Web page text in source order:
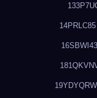
14PRLC85
16SBWI43
19YDYQRW